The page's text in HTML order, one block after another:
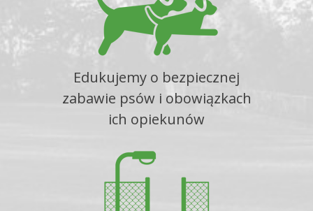
Edukujemy o bezpiecznej
zabawie psów i obowiązkach
ich opiekunów